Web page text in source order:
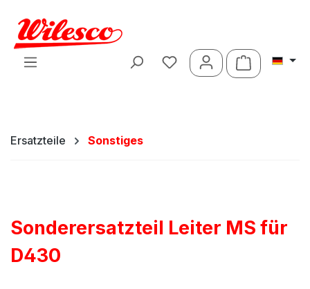
Zum Hauptinhalt springen
Ersatzteile Sonstiges
Sonderersatzteil Leiter MS für
D430